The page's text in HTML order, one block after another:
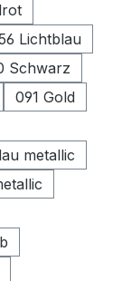
Lichtblau
Schwarz
091 Gold
metallic